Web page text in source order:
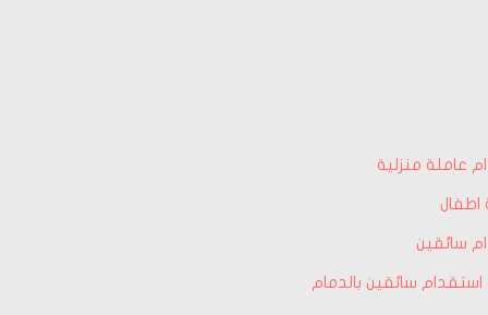
عاملة منزلية
اطفال
سائقين
سائقين بالدمام